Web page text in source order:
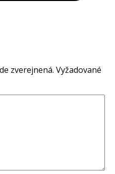
zverejnená. Vyžadované